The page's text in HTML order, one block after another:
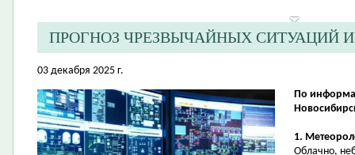
ПРОГНОЗ ЧРЕЗВЫЧАЙНЫХ СИТУАЦИЙ
03 декабря 2025 г.
По
1.
Облачно,